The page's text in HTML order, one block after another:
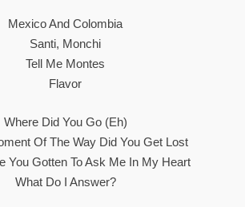
Mexico And Colombia
Santi, Monchi
Tell Me Montes
Flavor
Where Did You Go (eh)
Of The Way Did You Get Lost
You Gotten To Ask Me In My Heart
What Do I Answer?